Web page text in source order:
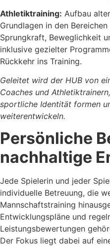
Athletiktraining: Aufbau
Grundlagen in den
Sprungkraft, Beweglichkeit
inklusive gezielter
Rückkehr ins Training.
Geleitet wird der HUB von
Coaches und
sportliche Identität formen
weiterentwickeln.
Persönliche
nachhaltige
Jede Spielerin und jeder
individuelle Betreuung, die
Mannschaftstraining
Entwicklungspläne und
Leistungsbewertungen
Der Fokus liegt dabei auf